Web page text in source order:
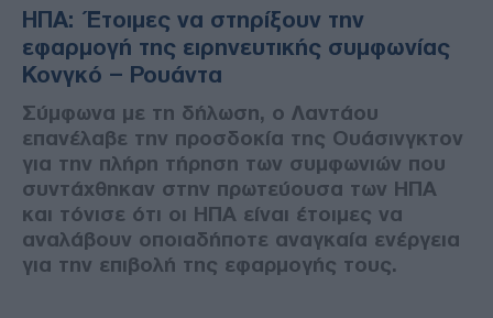
ΗΠΑ: Έτοιμες να στηρίξουν την
εφαρμογή της ειρηνευτικής συμφωνίας
Κονγκό – Ρουάντα
Σύμφωνα με τη δήλωση, ο Λαντάου
επανέλαβε την προσδοκία της Ουάσινγκτον
για την πλήρη τήρηση των συμφωνιών που
συντάχθηκαν στην πρωτεύουσα των ΗΠΑ
και τόνισε ότι οι ΗΠΑ είναι έτοιμες να
αναλάβουν οποιαδήποτε αναγκαία ενέργεια
για την επιβολή της εφαρμογής τους.